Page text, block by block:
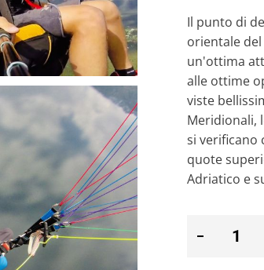
Il punto di
orientale
un'ottima
alle ottime
viste
Meridionali,
si verificano
quote
Adriatico e